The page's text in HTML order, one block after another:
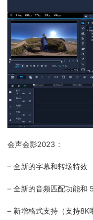
会声会影2023：
– 全新的字幕和转场特效
– 全新的音频匹配功能和
– 新增格式支持（支持8K